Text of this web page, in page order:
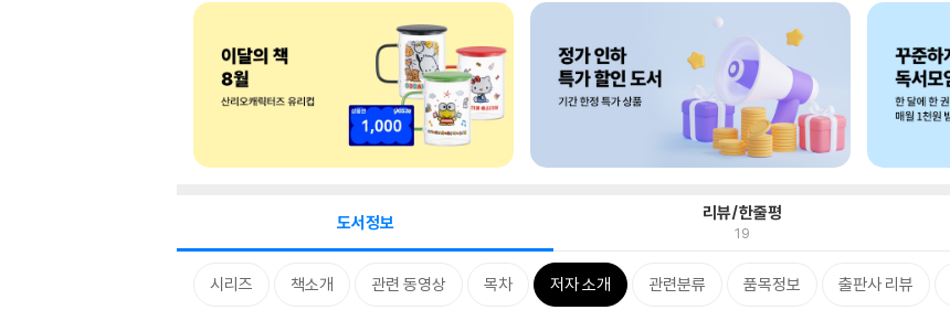
도서정보 리뷰/한줄평
19
시리즈 책소개 관련 동영상 목차 저자 소개 관련분류 품목정보 출판사 리뷰